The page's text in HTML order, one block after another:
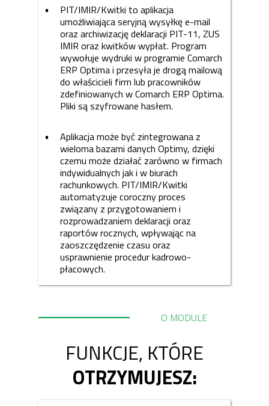
PIT/IMIR/Kwitki to aplikacja
umożliwiająca seryjną wysyłkę e-mail
oraz archiwizację deklaracji PIT-11, ZUS
IMIR oraz kwitków wypłat. Program
wywołuje wydruki w programie Comarch
ERP Optima i przesyła je drogą mailową
do właścicieli firm lub pracowników
zdefiniowanych w Comarch ERP Optima.
Pliki są szyfrowane hasłem.
Aplikacja może być zintegrowana z
wieloma bazami danych Optimy, dzięki
czemu może działać zarówno w firmach
indywidualnych jak i w biurach
rachunkowych. PIT/IMIR/Kwitki
automatyzuje coroczny proces
związany z przygotowaniem i
rozprowadzaniem deklaracji oraz
raportów rocznych, wpływając na
zaoszczędzenie czasu oraz
usprawnienie procedur kadrowo-
płacowych.
FUNKCJE, KTÓRE
OTRZYMUJESZ:
O MODULE